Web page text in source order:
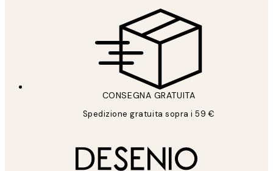
CONSEGNA GRATUITA
Spedizione gratuita sopra i 59 €